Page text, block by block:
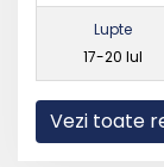
Lupte
17-20 Iul
Vezi toate